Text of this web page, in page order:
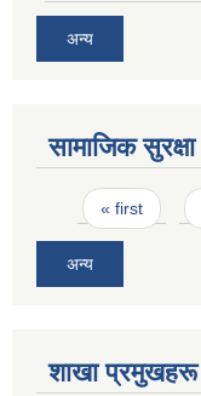
अन्य
सामाजिक सुरक्षा
Pages
« first
अन्य
शाखा प्रमुखहरू